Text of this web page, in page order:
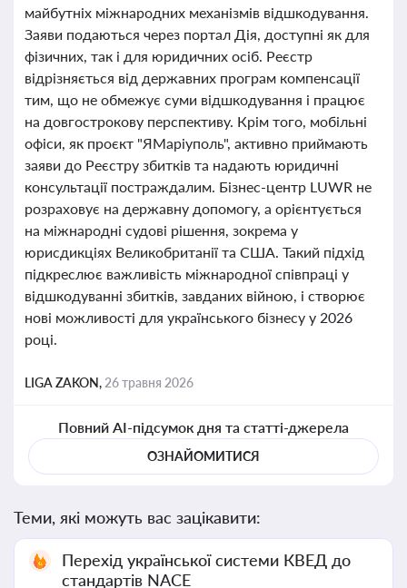
майбутніх міжнародних механізмів відшкодування.
Заяви подаються через портал Дія, доступні як для
фізичних, так і для юридичних осіб. Реєстр
відрізняється від державних програм компенсації
тим, що не обмежує суми відшкодування і працює
на довгострокову перспективу. Крім того, мобільні
офіси, як проєкт "ЯМаріуполь", активно приймають
заяви до Реєстру збитків та надають юридичні
консультації постраждалим. Бізнес-центр LUWR не
розраховує на державну допомогу, а орієнтується
на міжнародні судові рішення, зокрема у
юрисдикціях Великобританії та США. Такий підхід
підкреслює важливість міжнародної співпраці у
відшкодуванні збитків, завданих війною, і створює
нові можливості для українського бізнесу у 2026
році.
LIGA ZAKON, 26 травня 2026
Повний AI-підсумок дня та статті-джерела
ОЗНАЙОМИТИСЯ
Теми, які можуть вас зацікавити:
Перехід української системи КВЕД до
стандартів NACE